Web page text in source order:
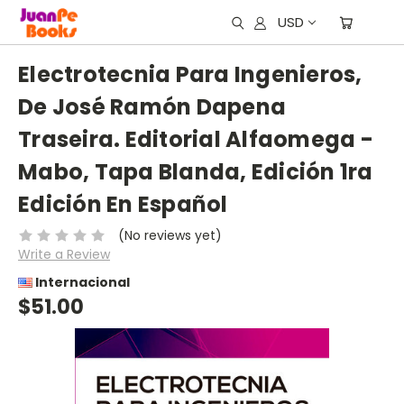
USD
Electrotecnia Para Ingenieros,
De José Ramón Dapena
Traseira. Editorial Alfaomega -
Mabo, Tapa Blanda, Edición 1ra
Edición En Español
(No reviews yet)
Write a Review
Internacional
$51.00